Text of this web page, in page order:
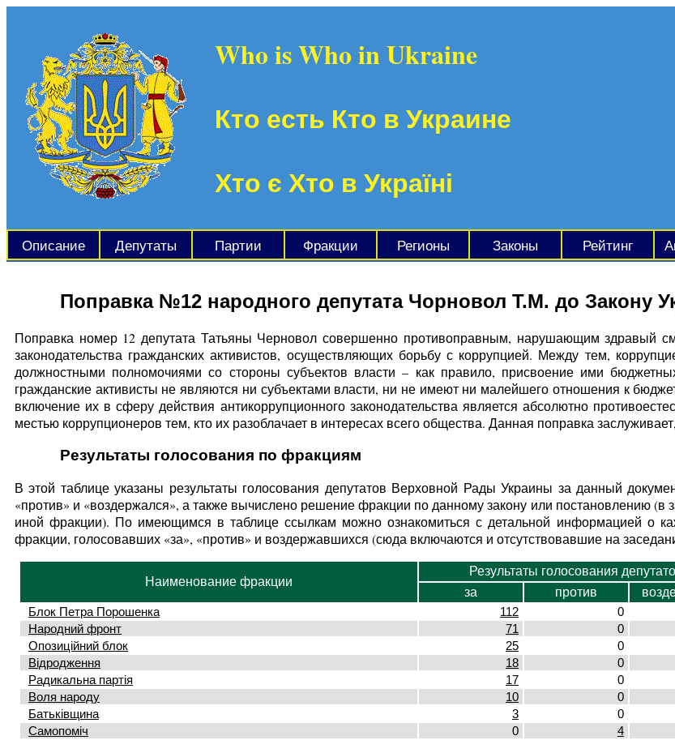
Who is Who in Ukraine
Кто есть Кто в Украине
Хто є Хто в Україні
Описание Депутаты Партии Фракции Регионы Законы Рейтинг
Поправка №12 народного депутата Чорновол Т.М. до Закону
Поправка номер 12 депутата Татьяны Черновол совершенно противоправным, нарушающим здравый
законодательства гражданских активистов, осуществляющих борьбу с коррупцией. Между тем,
должностными полномочиями со стороны субъектов власти – как правило, присвоение ими
гражданские активисты не являются ни субъектами власти, ни не имеют ни малейшего отношения к
включение их в сферу действия антикоррупционного законодательства является абсолютно
местью коррупционеров тем, кто их разоблачает в интересах всего общества. Данная поправка
Результаты голосования по фракциям
В этой таблице указаны результаты голосования депутатов Верховной Рады Украины за данный
«против» и «воздержался», а также вычислено решение фракции по данному закону или постановлению (в
иной фракции). По имеющимся в таблице ссылкам можно ознакомиться с детальной информацией о
фракции, голосовавших «за», «против» и воздержавшихся (сюда включаются и отсутствовавшие на
Наименование фракции
Результаты голосования
за против
Блок Петра Порошенка
112 0
Народний фронт
71 0
Опозиційний блок
25 0
Відродження
18 0
Радикальна партія
17 0
Воля народу
10 0
Батьківщина
3 0
Самопоміч
0 4